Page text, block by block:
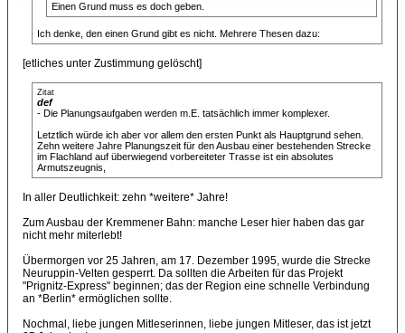
Einen Grund muss es doch geben.
Ich denke, den einen Grund gibt es nicht. Mehrere Thesen dazu:
[etliches unter Zustimmung gelöscht]
Zitat
def
- Die Planungsaufgaben werden m.E. tatsächlich immer komplexer.
Letztlich würde ich aber vor allem den ersten Punkt als Hauptgrund sehen.
Zehn weitere Jahre Planungszeit für den Ausbau einer bestehenden Strecke
im Flachland auf überwiegend vorbereiteter Trasse ist ein absolutes
Armutszeugnis,
In aller Deutlichkeit: zehn *weitere* Jahre!
Zum Ausbau der Kremmener Bahn: manche Leser hier haben das gar
nicht mehr miterlebt!
Übermorgen vor 25 Jahren, am 17. Dezember 1995, wurde die Strecke
Neuruppin-Velten gesperrt. Da sollten die Arbeiten für das Projekt
"Prignitz-Express" beginnen; das der Region eine schnelle Verbindung
an *Berlin* ermöglichen sollte.
Nochmal, liebe jungen Mitleserinnen, liebe jungen Mitleser, das ist jetzt